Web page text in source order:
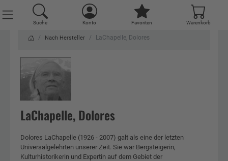
Suche Konto Favoriten Warenkorb
Nach Hersteller LaChapelle, Dolores
LaChapelle, Dolores
Dolores LaChapelle (1926 - 2007) galt als eine der letzten
Universalgelehrten unserer Zeit. Sie war Bergsteigerin,
Kulturhistorikerin und Expertin auf dem Gebiet der